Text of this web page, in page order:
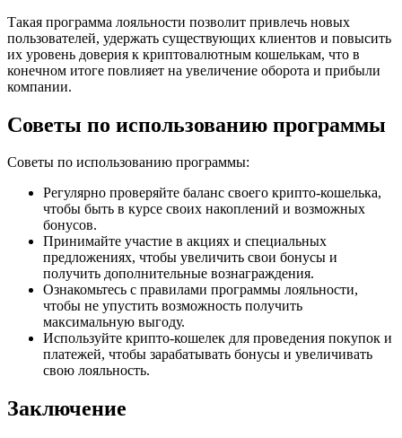
Такая программа лояльности позволит привлечь новых
пользователей, удержать существующих клиентов и повысить
их уровень доверия к криптовалютным кошелькам, что в
конечном итоге повлияет на увеличение оборота и прибыли
компании.
Советы по использованию программы
Советы по использованию программы:
Регулярно проверяйте баланс своего крипто-кошелька,
чтобы быть в курсе своих накоплений и возможных
бонусов.
Принимайте участие в акциях и специальных
предложениях, чтобы увеличить свои бонусы и
получить дополнительные вознаграждения.
Ознакомьтесь с правилами программы лояльности,
чтобы не упустить возможность получить
максимальную выгоду.
Используйте крипто-кошелек для проведения покупок и
платежей, чтобы зарабатывать бонусы и увеличивать
свою лояльность.
Заключение